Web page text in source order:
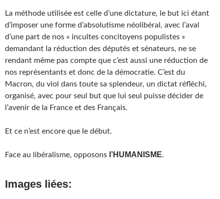
La méthode utilisée est celle d’une dictature, le but ici étant
d’imposer une forme d’absolutisme néolibéral, avec l’aval
d’une part de nos « incultes concitoyens populistes »
demandant la réduction des députés et sénateurs, ne se
rendant même pas compte que c’est aussi une réduction de
nos représentants et donc de la démocratie. C’est du
Macron, du viol dans toute sa splendeur, un dictat réfléchi,
organisé, avec pour seul but que lui seul puisse décider de
l’avenir de la France et des Français.
Et ce n’est encore que le début.
Face au libéralisme, opposons l’HUMANISME.
Images liées: